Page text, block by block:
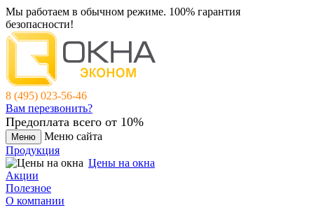
Мы работаем в обычном режиме. 100% гарантия
безопасности!
8 (495) 023-56-46
Вам перезвонить?
Предоплата всего от 10%
Меню
Меню сайта
Продукция
Цены на окна
Акции
Полезное
О компании